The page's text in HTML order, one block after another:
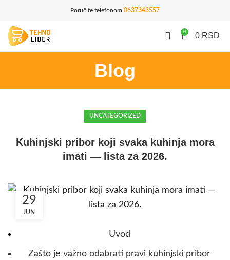
Poručite telefonom 0637343557
0 0 RSD
Blog
UNCATEGORIZED
Kuhinjski pribor koji svaka kuhinja mora
imati — lista za 2026.
29
JUN
Uvod
Zašto je važno odabrati pravi kuhinjski pribor